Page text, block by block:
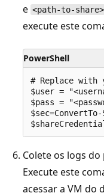
e <path-to-share>
execute este
PowerShell
# Replace with
$user =
$pass =
Colete os logs
Execute este
acessar a VM do